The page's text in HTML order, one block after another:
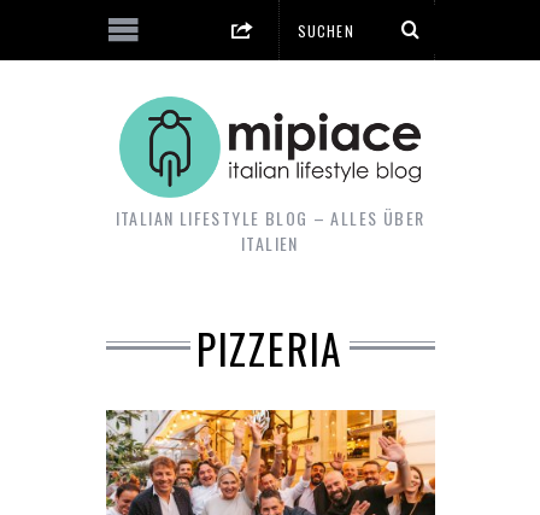
ITALIAN LIFESTYLE BLOG – ALLES ÜBER
ITALIEN
PIZZERIA